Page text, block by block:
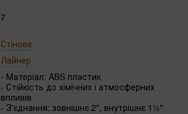
7
Стінове
Лайнер
- Матеріал: ABS пластик
- Стійкість до хімічних і атмосферних
впливів
- З'єднання: зовнішнє 2", внутрішнє 1½"